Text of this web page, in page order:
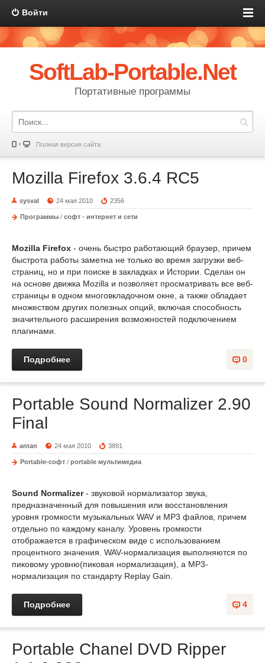
Войти
SoftLab-Portable.Net
Портативные программы
Полная версия сайта
Mozilla Firefox 3.6.4 RC5
sysval 24 мая 2010 2356
Программы / софт - интернет и сети
Mozilla Firefox - очень быстро работающий браузер, причем
быстрота работы заметна не только во время загрузки веб-
страниц, но и при поиске в закладках и Истории. Сделан он
на основе движка Mozilla и позволяет просматривать все веб-
страницы в одном многовкладочном окне, а также обладает
множеством других полезных опций, включая способность
значительного расширения возможностей подключением
плагинами.
0
Подробнее
Portable Sound Normalizer 2.90
Final
antan 24 мая 2010 3891
Portable-софт / portable мультимедиа
Sound Normalizer- звуковой нормализатор звука,
предназначенный для повышения или восстановления
уровня громкости музыкальных WAV и MP3 файлов, причем
отдельно по каждому каналу. Уровень громкости
отображается в графическом виде с использованием
процентного значения. WAV-нормализация выполняются по
пиковому уровню(пиковая нормализация), а MP3-
нормализация по стандарту Replay Gain.
4
Подробнее
Portable Chanel DVD Ripper